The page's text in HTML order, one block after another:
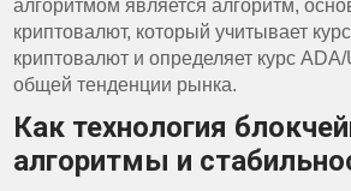
алгоритмом является алгоритм,
криптовалют, который учитывает
криптовалют и определяет курс
общей тенденции рынка.
Как технология
алгоритмы и